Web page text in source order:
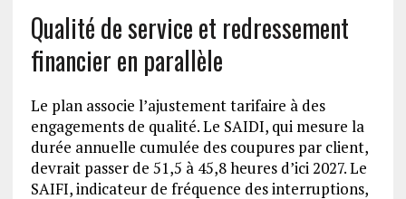
Qualité de service et redressement
financier en parallèle
Le plan associe l’ajustement tarifaire à des
engagements de qualité. Le SAIDI, qui mesure la
durée annuelle cumulée des coupures par client,
devrait passer de 51,5 à 45,8 heures d’ici 2027. Le
SAIFI, indicateur de fréquence des interruptions,